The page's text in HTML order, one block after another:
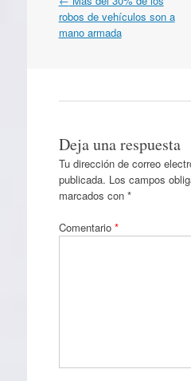
por
artículos
robos de vehículos son a
mano armada
Deja una respuesta
Tu dirección de correo
publicada. Los campos
marcados con *
Comentario *